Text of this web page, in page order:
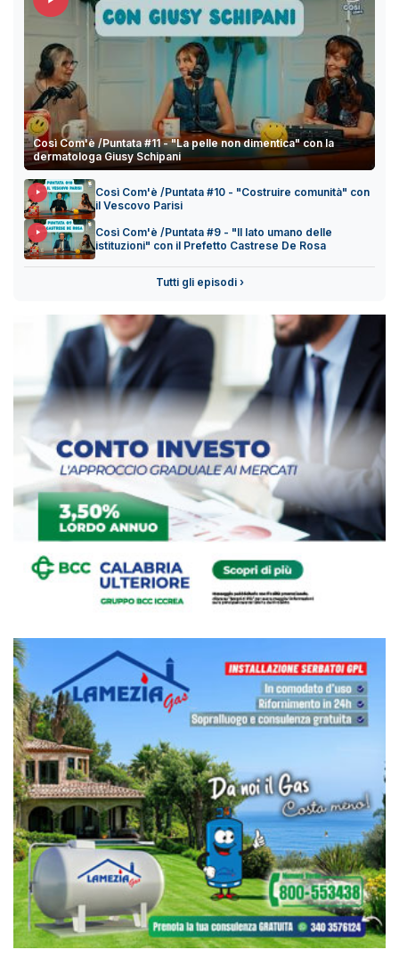
Così Com'è /Puntata #11 - "La pelle non dimentica" con la
dermatologa Giusy Schipani
Così Com'è /Puntata #10 - "Costruire comunità" con
il Vescovo Parisi
Così Com'è /Puntata #9 - "Il lato umano delle
istituzioni" con il Prefetto Castrese De Rosa
Tutti gli episodi ›